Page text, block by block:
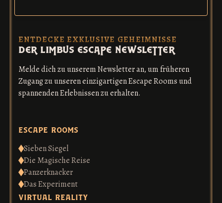
ENTDECKE EXKLUSIVE GEHEIMNISSE
der limbus escape newsletter
Melde dich zu unserem Newsletter an, um früheren
Zugang zu unseren einzigartigen Escape Rooms und
spannenden Erlebnissen zu erhalten.
escape rooms
Sieben Siegel
Die Magische Reise
Panzerknacker
Das Experiment
virtual reality